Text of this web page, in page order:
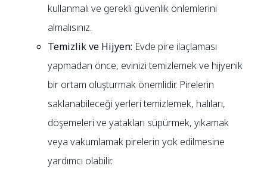
kullanmalı ve gerekli güvenlik önlemlerini
almalısınız.
Temizlik ve Hijyen: Evde pire ilaçlaması
yapmadan önce, evinizi temizlemek ve hijyenik
bir ortam oluşturmak önemlidir. Pirelerin
saklanabileceği yerleri temizlemek, halıları,
döşemeleri ve yatakları süpürmek, yıkamak
veya vakumlamak pirelerin yok edilmesine
yardımcı olabilir.